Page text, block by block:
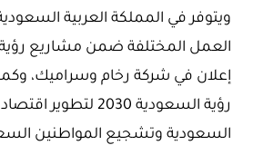
ويتوفر في المملكة العربية
إعلان في شركة رخام وسراميك،
رؤية السعودية 2030
السعودية وتشجيع المواطنين